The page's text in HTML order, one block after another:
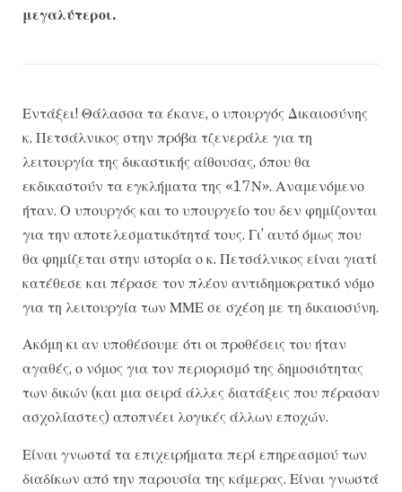
μεγαλύτεροι.
Εντάξει! Θάλασσα τα έκανε, ο υπουργός Δικαιοσύνης
κ. Πετσάλνικος στην πρόβα τζενεράλε για τη
λειτουργία της δικαστικής αίθουσας, όπου θα
εκδικαστούν τα εγκλήματα της «17Ν». Αναμενόμενο
ήταν. Ο υπουργός και το υπουργείο του δεν φημίζονται
για την αποτελεσματικότητά τους. Γι’ αυτό όμως που
θα φημίζεται στην ιστορία ο κ. Πετσάλνικος είναι γιατί
κατέθεσε και πέρασε τον πλέον αντιδημοκρατικό νόμο
για τη λειτουργία των ΜΜΕ σε σχέση με τη δικαιοσύνη.
Ακόμη κι αν υποθέσουμε ότι οι προθέσεις του ήταν
αγαθές, ο νόμος για τον περιορισμό της δημοσιότητας
των δικών (και μια σειρά άλλες διατάξεις που πέρασαν
ασχολίαστες) αποπνέει λογικές άλλων εποχών.
Είναι γνωστά τα επιχειρήματα περί επηρεασμού των
διαδίκων από την παρουσία της κάμερας. Είναι γνωστά